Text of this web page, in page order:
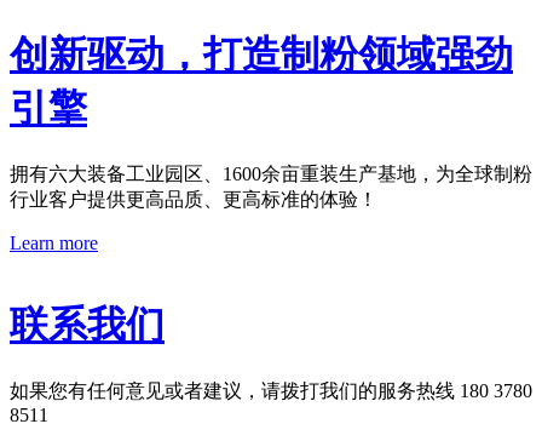
创新驱动，打造制粉领域强劲
引擎
拥有六大装备工业园区、1600余亩重装生产基地，为全球制粉
行业客户提供更高品质、更高标准的体验！
Learn more
联系我们
如果您有任何意见或者建议，请拨打我们的服务热线 180 3780
8511